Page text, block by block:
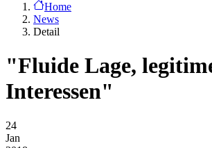
Home
News
Detail
"Fluide Lage,
Interessen"
24
Jan